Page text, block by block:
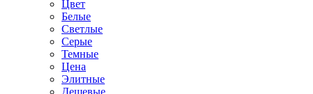
Цвет
Белые
Светлые
Серые
Темные
Цена
Элитные
Дешевые